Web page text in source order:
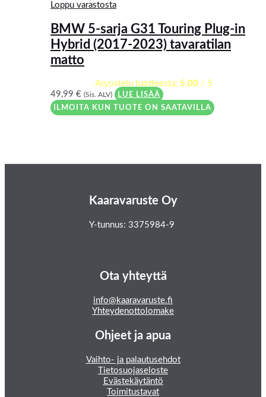
Loppu varastosta
BMW 5-sarja G31 Touring Plug-in
Hybrid (2017-2023) tavaratilan
matto
Arvostelu tuotteesta: 5.00/ 5
49,99€ (Sis. ALV)
LUE LISÄÄ
ILMOITA KUN TUOTE ON SAATAVILLA
Kaaravaruste Oy
Y-tunnus: 3375984-9
Ota yhteyttä
info@kaaravaruste.fi
Yhteydenottolomake
Ohjeet ja apua
Vaihto- ja palautusehdot
Tietosuojaseloste
Evästekäytäntö
Toimitustavat